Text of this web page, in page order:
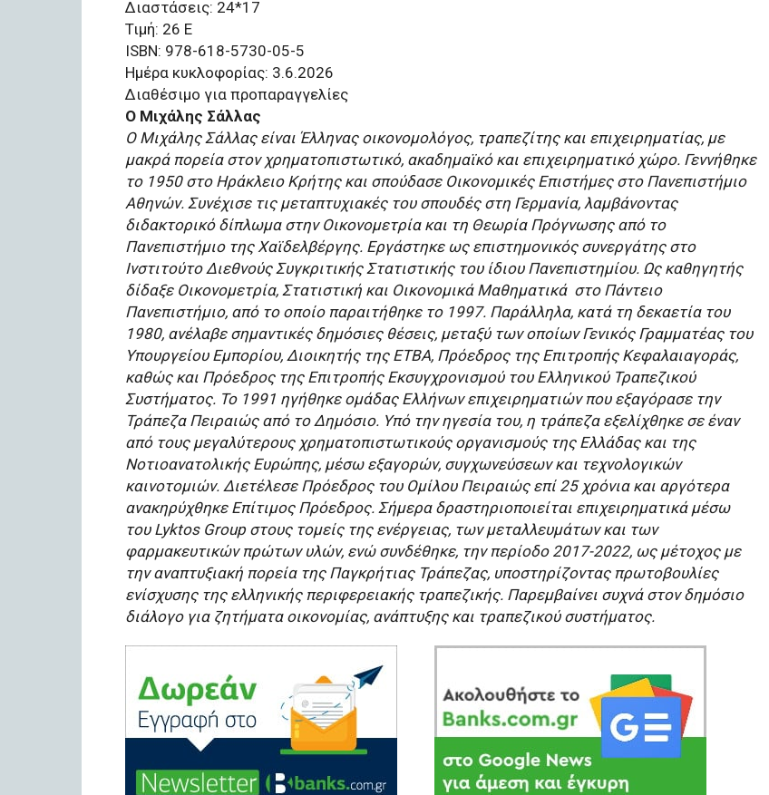
Διαστάσεις: 24*17
Τιμή: 26 Ε
ISBN: 978-618-5730-05-5
Ημέρα κυκλοφορίας: 3.6.2026
Διαθέσιμο για προπαραγγελίες
Ο Μιχάλης Σάλλας
Ο Μιχάλης Σάλλας είναι Έλληνας οικονοµολόγος, τραπεζίτης και επιχειρηµατίας, µε
µακρά πορεία στον χρηµατοπιστωτικό, ακαδηµαϊκό και επιχειρηµατικό χώρο. Γεννήθηκε
το 1950 στο Ηράκλειο Κρήτης και σπούδασε Οικονοµικές Επιστήµες στο Πανεπιστήµιο
Αθηνών. Συνέχισε τις µεταπτυχιακές του σπουδές στη Γερµανία, λαµβάνοντας
διδακτορικό δίπλωµα στην Οικονοµετρία και τη Θεωρία Πρόγνωσης από το
Πανεπιστήµιο της Χαϊδελβέργης. Εργάστηκε ως επιστηµονικός συνεργάτης στο
Ινστιτούτο ∆ιεθνούς Συγκριτικής Στατιστικής του ίδιου Πανεπιστηµίου. Ως καθηγητής
δίδαξε Οικονοµετρία, Στατιστική και Οικονοµικά Μαθηµατικά ​ στο Πάντειο
Πανεπιστήµιο, από το οποίο παραιτήθηκε το 1997. Παράλληλα, κατά τη δεκαετία του
1980, ανέλαβε σηµαντικές δηµόσιες θέσεις, µεταξύ των οποίων Γενικός Γραµµατέας του
Υπουργείου Εµπορίου, ∆ιοικητής της ΕΤΒΑ, Πρόεδρος της Επιτροπής Κεφαλαιαγοράς,
καθώς και Πρόεδρος της Επιτροπής Εκσυγχρονισµού του Ελληνικού Τραπεζικού
Συστήµατος. Το 1991 ηγήθηκε οµάδας Ελλήνων επιχειρηµατιών που εξαγόρασε την
Τράπεζα Πειραιώς από το ∆ηµόσιο. Υπό την ηγεσία του, η τράπεζα εξελίχθηκε σε έναν
από τους µεγαλύτερους χρηµατοπιστωτικούς οργανισµούς της Ελλάδας και της
Νοτιοανατολικής Ευρώπης, µέσω εξαγορών, συγχωνεύσεων και τεχνολογικών
καινοτοµιών. ∆ιετέλεσε Πρόεδρος του Οµίλου Πειραιώς επί 25 χρόνια και αργότερα
ανακηρύχθηκε Επίτιµος Πρόεδρος. Σήµερα δραστηριοποιείται επιχειρηµατικά µέσω
του Lyktos Group στους τοµείς της ενέργειας, των µεταλλευµάτων και των
φαρµακευτικών πρώτων υλών, ενώ συνδέθηκε, την περίοδο 2017-2022, ως µέτοχος µε
την αναπτυξιακή πορεία της Παγκρήτιας Τράπεζας, υποστηρίζοντας πρωτοβουλίες
ενίσχυσης της ελληνικής περιφερειακής τραπεζικής. Παρεµβαίνει συχνά στον δηµόσιο
διάλογο για ζητήµατα οικονοµίας, ανάπτυξης και τραπεζικού συστήµατος.